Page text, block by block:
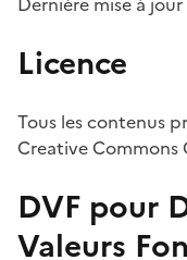
Licence
Tous les contenus
Creative Commons
DVF pour
Valeurs